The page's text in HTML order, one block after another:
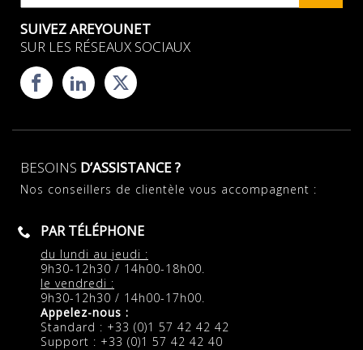
SUIVEZ AREYOUNET
SUR LES RÉSEAUX SOCIAUX
BESOINS D’ASSISTANCE ?
Nos conseillers de clientèle vous accompagnent :
PAR TÉLÉPHONE
du lundi au jeudi :
9h30-12h30 / 14h00-18h00.
le vendredi :
9h30-12h30 / 14h00-17h00.
Appelez-nous :
Standard : +33 (0)1 57 42 42 42
Support : +33 (0)1 57 42 42 40